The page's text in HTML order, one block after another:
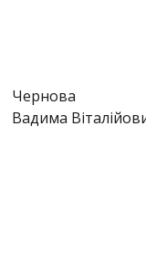
Чернова
Вадима